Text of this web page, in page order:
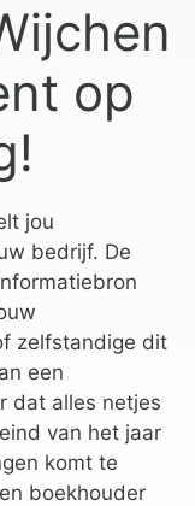
op
jou
bedrijf. De
zelfstandige dit
een
dat alles netjes
van het jaar
komt te
boekhouder